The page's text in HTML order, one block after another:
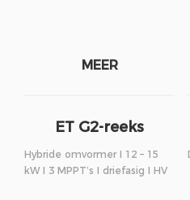
MEER
ET G2-reeks
Hybride omvormer I 12 – 15
kW I 3 MPPT’s I driefasig I HV